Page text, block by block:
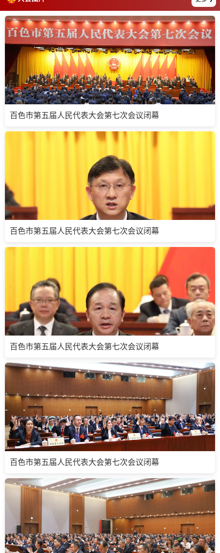
百色市第五届人民代表大会第七次会议闭幕
百色市第五届人民代表大会第七次会议闭幕
百色市第五届人民代表大会第七次会议闭幕
百色市第五届人民代表大会第七次会议闭幕